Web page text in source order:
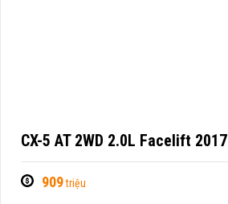
CX-5 AT 2WD 2.0L Facelift 2017
909triệu